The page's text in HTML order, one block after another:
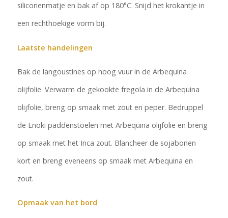
siliconenmatje en bak af op 180°C. Snijd het krokantje in
een rechthoekige vorm bij.
Laatste handelingen
Bak de langoustines op hoog vuur in de Arbequina
olijfolie. Verwarm de gekookte fregola in de Arbequina
olijfolie, breng op smaak met zout en peper. Bedruppel
de Enoki paddenstoelen met Arbequina olijfolie en breng
op smaak met het Inca zout. Blancheer de sojabonen
kort en breng eveneens op smaak met Arbequina en
zout.
Opmaak van het bord